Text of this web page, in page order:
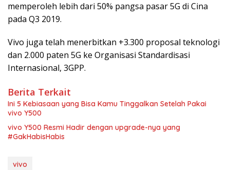
memperoleh lebih dari 50% pangsa pasar 5G di Cina
pada Q3 2019.
Vivo juga telah menerbitkan +3.300 proposal teknologi
dan 2.000 paten 5G ke Organisasi Standardisasi
Internasional, 3GPP.
Berita Terkait
Ini 5 Kebiasaan yang Bisa Kamu Tinggalkan Setelah Pakai
vivo Y500
vivo Y500 Resmi Hadir dengan upgrade-nya yang
#GakHabisHabis
vivo